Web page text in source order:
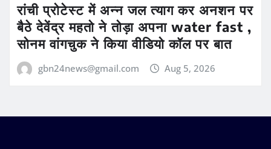
रांची प्रोटेस्ट में अन्न जल त्याग कर अनशन पर
बैठे देवेंद्र महतो ने तोड़ा अपना water fast ,
सोनम वांगचुक ने किया वीडियो कॉल पर बात
gbn24news@gmail.com Aug 5, 2026